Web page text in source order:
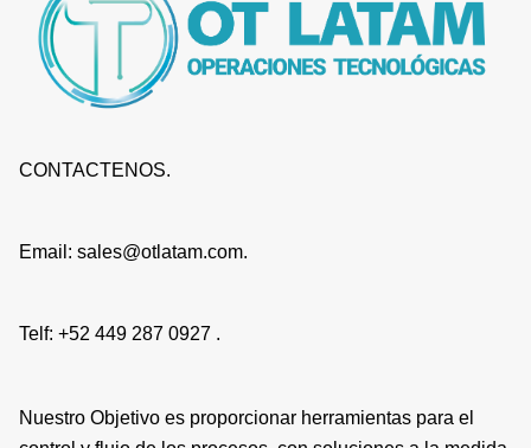
CONTACTENOS.
Email: sales@otlatam.com.
Telf: +52 449 287 0927 .
Nuestro Objetivo es proporcionar herramientas para el